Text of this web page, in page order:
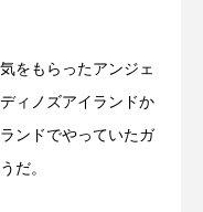
をもらったアンジェ
ィノズアイランドか
ンドでやっていたガ
だ。